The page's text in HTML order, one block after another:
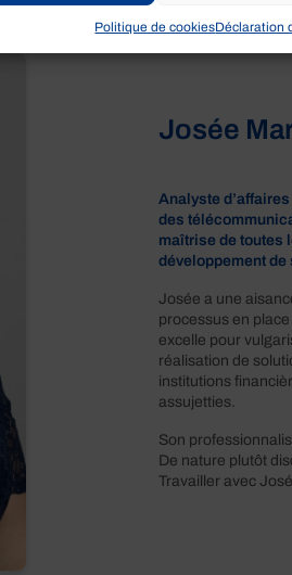
Politique de cookiesDéclaration
Josée
Analyste
des
maîtrise de toutes
développement
Josée a une
processus en
excelle pour
réalisation de
institutions
assujetties.
Son
De nature plutôt
Travailler avec